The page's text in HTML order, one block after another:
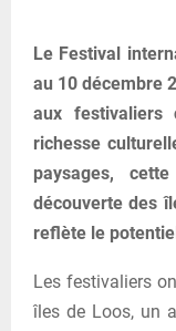
Le Festival
au 10 décembre
aux festivaliers
richesse
paysages,
découverte des
reflète le
Les festivaliers
îles de Loos, un